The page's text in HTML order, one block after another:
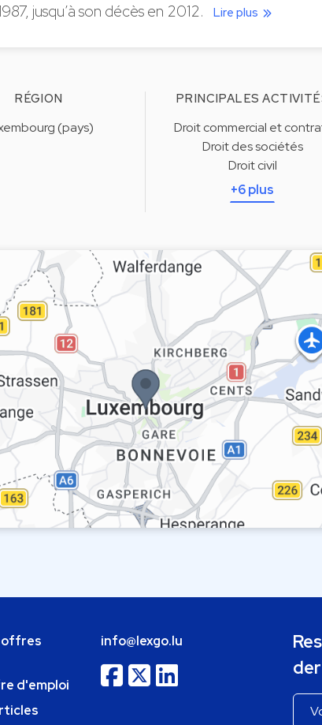
jusqu’à son décès en 2012.
Lire plus
RÉGION
(pays)
PRINCIPALES
Droit commercial et
Droit des sociétés
Droit civil
+6 plus
offres
d'emploi
info@lexgo.lu